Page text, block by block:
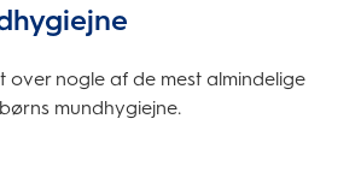
over nogle af de mest almindelige
mundhygiejne.